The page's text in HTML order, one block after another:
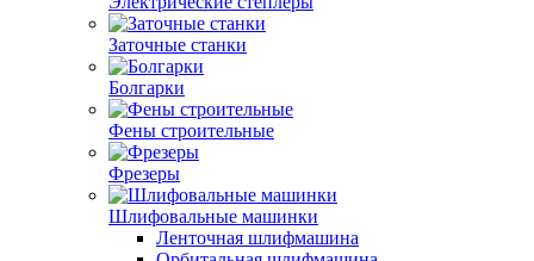
Заточные станки
Болгарки
Фены строительные
Фрезеры
Шлифовальные машинки
Ленточная шлифмашина